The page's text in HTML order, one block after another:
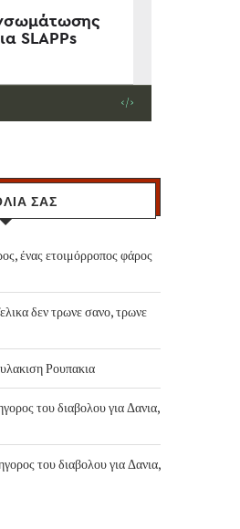
ΣΑΣ
ένας ετοιμόρροπος φάρος
δεν τρωνε σανο, τρωνε
Ρουπακια
του διαβολου για Δανια,
του διαβολου για Δανια,